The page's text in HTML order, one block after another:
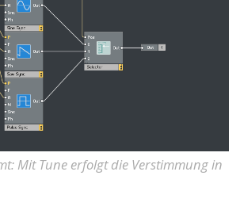
Mit Tune erfolgt die Verstimmung in